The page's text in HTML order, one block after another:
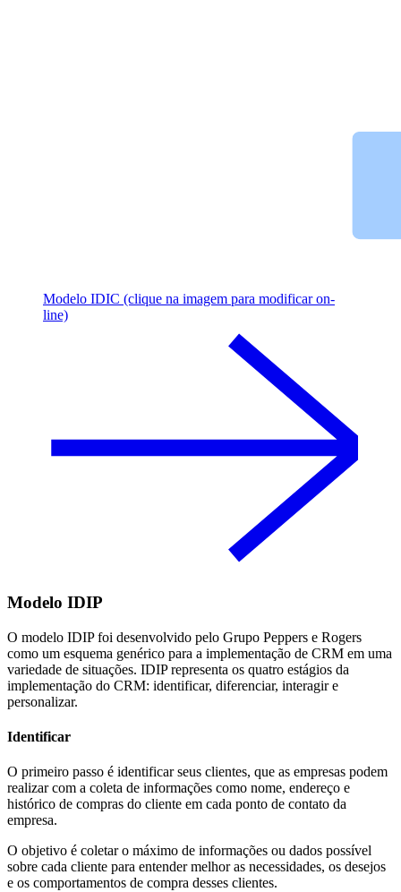
Modelo IDIC (clique na imagem para modificar on-
line)
Modelo IDIP
O modelo IDIP foi desenvolvido pelo Grupo Peppers e Rogers
como um esquema genérico para a implementação de CRM em uma
variedade de situações. IDIP representa os quatro estágios da
implementação do CRM: identificar, diferenciar, interagir e
personalizar.
Identificar
O primeiro passo é identificar seus clientes, que as empresas podem
realizar com a coleta de informações como nome, endereço e
histórico de compras do cliente em cada ponto de contato da
empresa.
O objetivo é coletar o máximo de informações ou dados possível
sobre cada cliente para entender melhor as necessidades, os desejos
e os comportamentos de compra desses clientes.